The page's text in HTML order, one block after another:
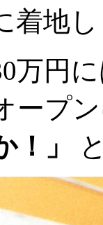
着地
万円
ープ
！」